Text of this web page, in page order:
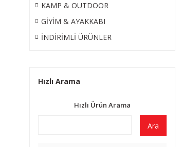
KAMP & OUTDOOR
GİYİM & AYAKKABI
İNDİRİMLİ ÜRÜNLER
Hızlı Arama
Hızlı Ürün Arama
Ara